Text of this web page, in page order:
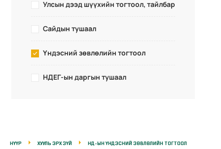
Улсын дээд шүүхийн тогтоол, тайлбар
Сайдын тушаал
Үндэсний зөвлөлийн тогтоол
НДЕГ-ын даргын тушаал
НҮҮР ХУУЛЬ ЭРХ ЗҮЙ НД-ЫН ҮНДЭСНИЙ ЗӨВЛӨЛИЙН ТОГТООЛ